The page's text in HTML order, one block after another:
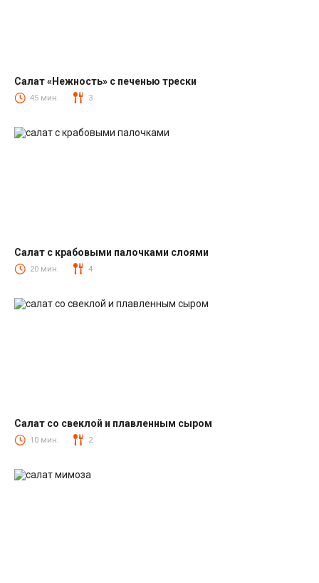
Салаты из печени трески
Салат «Нежность» с печенью трески
45 мин. 3
Салаты с крабовыми палочками
Салат с крабовыми палочками слоями
20 мин. 4
Салаты со свеклой
Салат со свеклой и плавленным сыром
10 мин. 2